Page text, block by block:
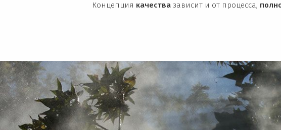
Концепция качества зависит и от процесса,